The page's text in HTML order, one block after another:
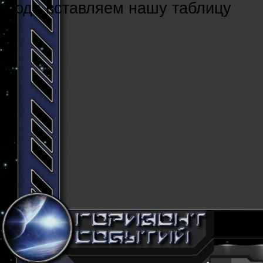
Cюда вставляем нашу таблицу